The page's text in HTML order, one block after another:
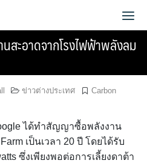
ะอาดจากโรงไฟฟ้าพลังลม
ข่าวต่างประเทศ
Carbon
ได้ทำสัญญาซื้อพลังงาน
เป็นเวลา 20 ปี โดยได้รับ
ซึ่งเพียงพอต่อการเลี้ยงดาต้า